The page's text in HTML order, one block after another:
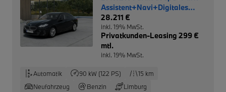
Assistent+Navi+Digitales
Cockpit+LED+Klimaautom
28.211 €
inkl. 19% MwSt.
Privatkunden-Leasing 299 €
mtl.
inkl. 19% MwSt.
Automatik 90 kW (122 PS)
15 km
Neufahrzeug
Benzin
Limburg